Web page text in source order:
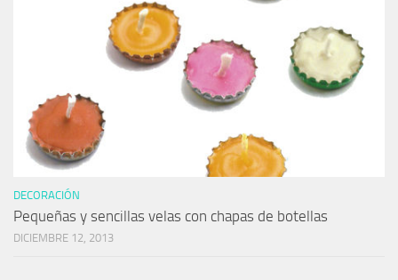
DECORACIÓN
Pequeñas y sencillas velas con chapas de botellas
DICIEMBRE 12, 2013